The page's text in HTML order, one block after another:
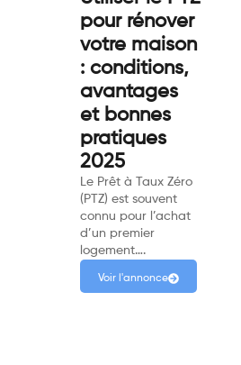
pour rénover
votre maison
: conditions,
avantages
et bonnes
pratiques
2025
Le Prêt à Taux Zéro
(PTZ) est souvent
connu pour l’achat
d’un premier
logement….
Voir l'annonce